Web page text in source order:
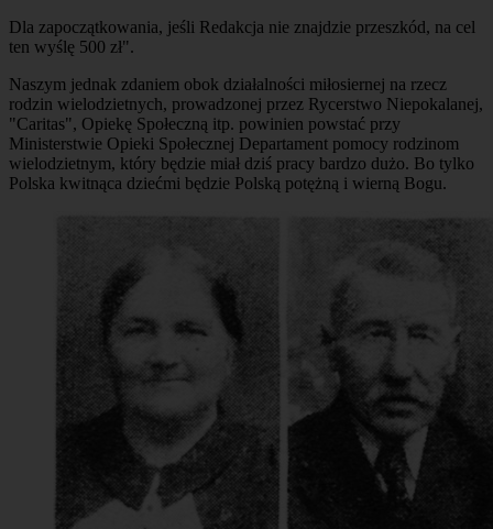
Dla zapoczątkowania, jeśli Redakcja nie znajdzie przeszkód, na cel
ten wyślę 500 zł".
Naszym jednak zdaniem obok działalności miłosiernej na rzecz
rodzin wielodzietnych, prowadzonej przez Rycerstwo Niepokalanej,
"Caritas", Opiekę Społeczną itp. powinien powstać przy
Ministerstwie Opieki Społecznej Departament pomocy rodzinom
wielodzietnym, który będzie miał dziś pracy bardzo dużo. Bo tylko
Polska kwitnąca dziećmi będzie Polską potężną i wierną Bogu.